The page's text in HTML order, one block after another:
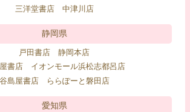
三洋堂書店 中津川店
静岡県
戸田書店 静岡本店
書店 イオンモール浜松志都呂店
谷島屋書店 ららぽーと磐田店
愛知県